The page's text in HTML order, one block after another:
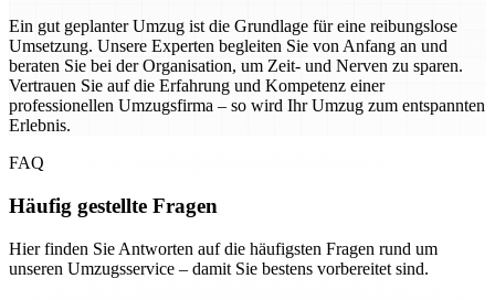
Ein gut geplanter Umzug ist die Grundlage für eine reibungslose
Umsetzung. Unsere Experten begleiten Sie von Anfang an und
beraten Sie bei der Organisation, um Zeit- und Nerven zu sparen.
Vertrauen Sie auf die Erfahrung und Kompetenz einer
professionellen Umzugsfirma – so wird Ihr Umzug zum entspannten
Erlebnis.
FAQ
Häufig gestellte Fragen
Hier finden Sie Antworten auf die häufigsten Fragen rund um
unseren Umzugsservice – damit Sie bestens vorbereitet sind.